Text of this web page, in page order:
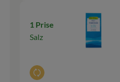
1 Prise
Salz
Auswahl ändern